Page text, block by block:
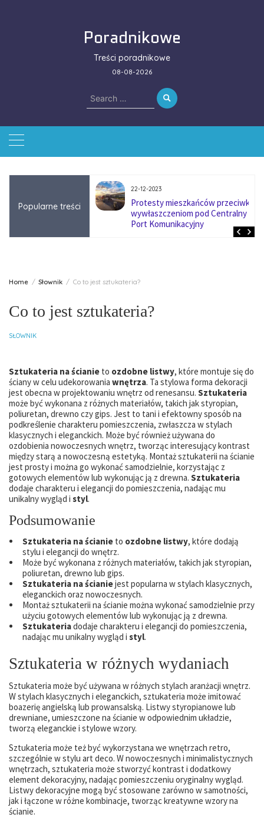
Poradnikowe
Treści poradnikowe
08-08-2026
Search
for:
Popularne treści
się na zmianę
w firmach
22-12-2023
Protesty mieszkańców przeciwko
wywłaszczeniom pod Centralny
Port Komunikacyjny
Home Słownik Co to jest sztukateria?
Co to jest sztukateria?
SŁOWNIK
Sztukateria na ścianie to ozdobne listwy, które montuje się do
ściany w celu udekorowania wnętrza. Ta stylowa forma dekoracji
jest obecna w projektowaniu wnętrz od renesansu. Sztukateria
może być wykonana z różnych materiałów, takich jak styropian,
poliuretan, drewno czy gips. Jest to tani i efektowny sposób na
podkreślenie charakteru pomieszczenia, zwłaszcza w stylach
klasycznych i eleganckich. Może być również używana do
ozdobienia nowoczesnych wnętrz, tworząc interesujący kontrast
między starą a nowoczesną estetyką. Montaż sztukaterii na ścianie
jest prosty i można go wykonać samodzielnie, korzystając z
gotowych elementów lub wykonując ją z drewna. Sztukateria
dodaje charakteru i elegancji do pomieszczenia, nadając mu
unikalny wygląd i styl.
Podsumowanie
Sztukateria na ścianie to ozdobne listwy, które dodają
stylu i elegancji do wnętrz.
Może być wykonana z różnych materiałów, takich jak styropian,
poliuretan, drewno lub gips.
Sztukateria na ścianiejest popularna w stylach klasycznych,
eleganckich oraz nowoczesnych.
Montaż sztukaterii na ścianie można wykonać samodzielnie przy
użyciu gotowych elementów lub wykonując ją z drewna.
Sztukateriadodaje charakteru i elegancji do pomieszczenia,
nadając mu unikalny wygląd i styl.
Sztukateria w różnych wydaniach
Sztukateria może być używana w różnych stylach aranżacji wnętrz.
W stylach klasycznych i eleganckich, sztukateria może imitować
boazerię angielską lub prowansalską. Listwy styropianowe lub
drewniane, umieszczone na ścianie w odpowiednim układzie,
tworzą eleganckie i stylowe wzory.
Sztukateria może też być wykorzystana we wnętrzach retro,
szczególnie w stylu art deco. W nowoczesnych i minimalistycznych
wnętrzach, sztukateria może stworzyć kontrast i dodatkowy
element dekoracyjny, nadając pomieszczeniu oryginalny wygląd.
Listwy dekoracyjne mogą być stosowane zarówno w samotności,
jak i łączone w różne kombinacje, tworząc kreatywne wzory na
ścianie.